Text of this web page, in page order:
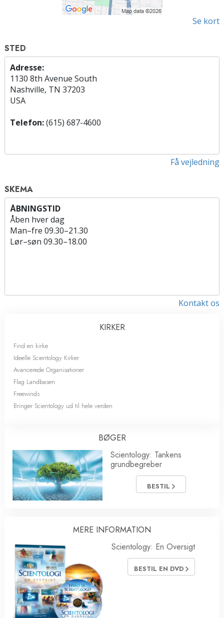
Se kort
STED
Adresse:
1130 8th Avenue South
Nashville, TN 37203
USA
Telefon:(615) 687-4600
Få vejledning
SKEMA
ÅBNINGSTID
Åben hver dag
Man–fre 09.30–21.30
Lør–søn 09.30–18.00
Kontakt os
KIRKER
Find en kirke
Ideelle Scientology Kirker
Avancerede Organisationer
Flag Landbasen
Freewinds
Bringer Scientology ud til hele verden
BØGER
Scientology: Tankens
grundbegreber
BESTIL
MERE INFORMATION
Scientology: En Oversigt
BESTIL EN DVD